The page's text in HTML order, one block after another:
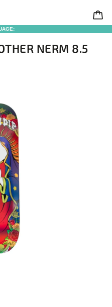
NERM 8.5